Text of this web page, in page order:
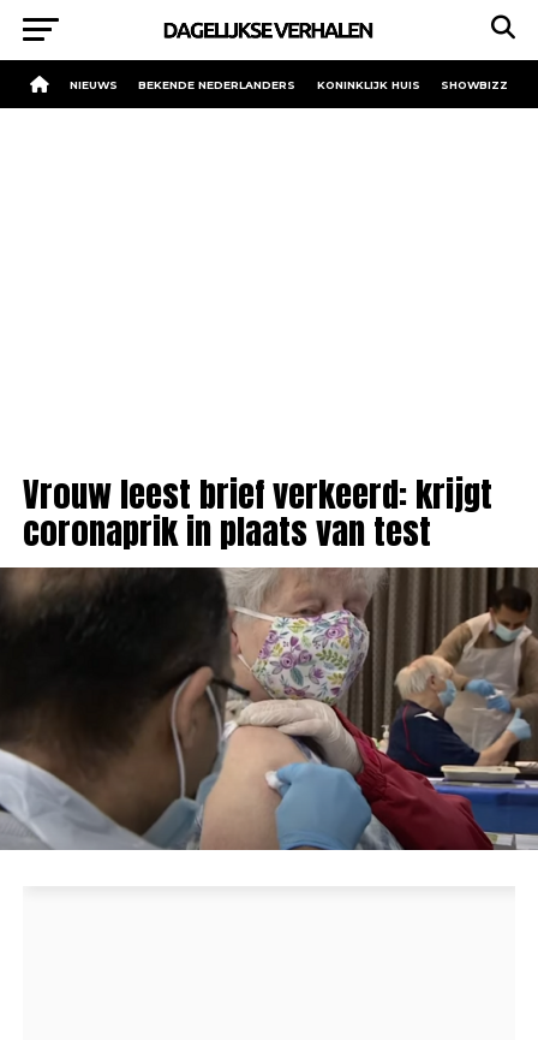
NIEUWS BEKENDE NEDERLANDERS KONINKLIJK HUIS SHOWBIZZ
Vrouw leest brief verkeerd: krijgt
coronaprik in plaats van test